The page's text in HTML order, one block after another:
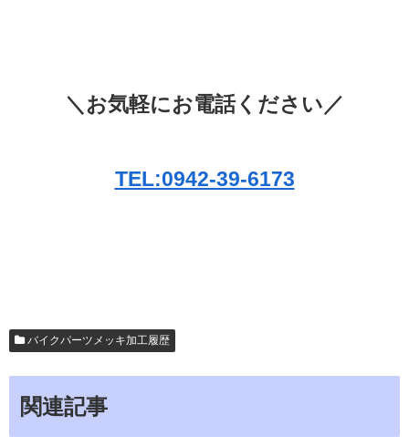
＼お気軽にお電話ください／
TEL:0942-39-6173
バイクパーツメッキ加工履歴
関連記事